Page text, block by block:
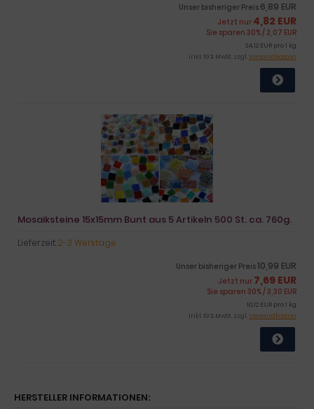
Unser bisheriger Preis 6,89 EUR
Jetzt nur 4,82 EUR
Sie sparen 30% / 2,07 EUR
24,12 EUR pro 1 kg
inkl. 19 % MwSt. zzgl.Versandkosten
Mosaiksteine 15x15mm Bunt aus 5 Artikeln 500 St. ca. 760g.
Lieferzeit:2-3 Werktage
Unser bisheriger Preis10,99 EUR
Jetzt nur 7,69 EUR
Sie sparen 30% / 3,30 EUR
10,12 EUR pro 1 kg
inkl. 19 % MwSt. zzgl.Versandkosten
HERSTELLER INFORMATIONEN: